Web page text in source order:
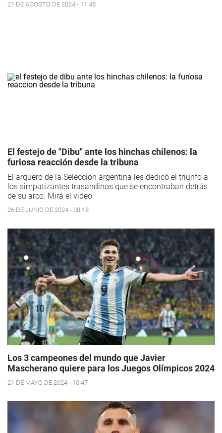
21 DE AGOSTO DE 2024 - 11:46
El festejo de "Dibu" ante los hinchas chilenos: la
furiosa reacción desde la tribuna
El arquero de la Selección argentina les dedicó el triunfo a
los simpatizantes trasandinos que se encontraban detrás
de su arco. Mirá el video.
26 DE JUNIO DE 2024 - 08:18
Los 3 campeones del mundo que Javier
Mascherano quiere para los Juegos Olímpicos 2024
21 DE MAYO DE 2024 - 10:47